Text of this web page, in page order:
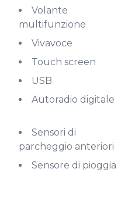
Volante
multifunzione
Vivavoce
Touch screen
USB
Autoradio digitale
Sensori di
parcheggio anteriori
Sensore di pioggia